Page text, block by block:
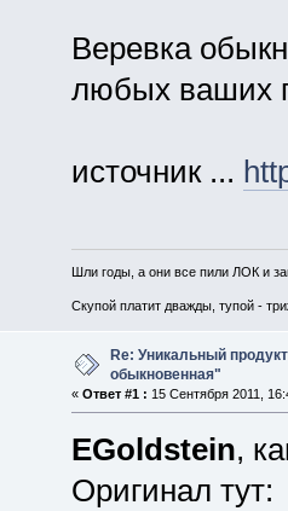
Веревка
любых ваших
источник ...
Шли годы, а они все пили ЛОК и
Скупой платит дважды, тупой -
Re: Уникальный
обыкновенная"
« Ответ #1 : 15 Сентября 2011,
EGoldstein,
Оригинал тут: